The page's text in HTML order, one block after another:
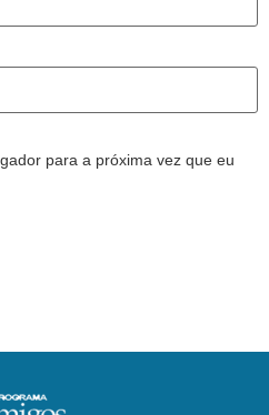
para a próxima vez que eu